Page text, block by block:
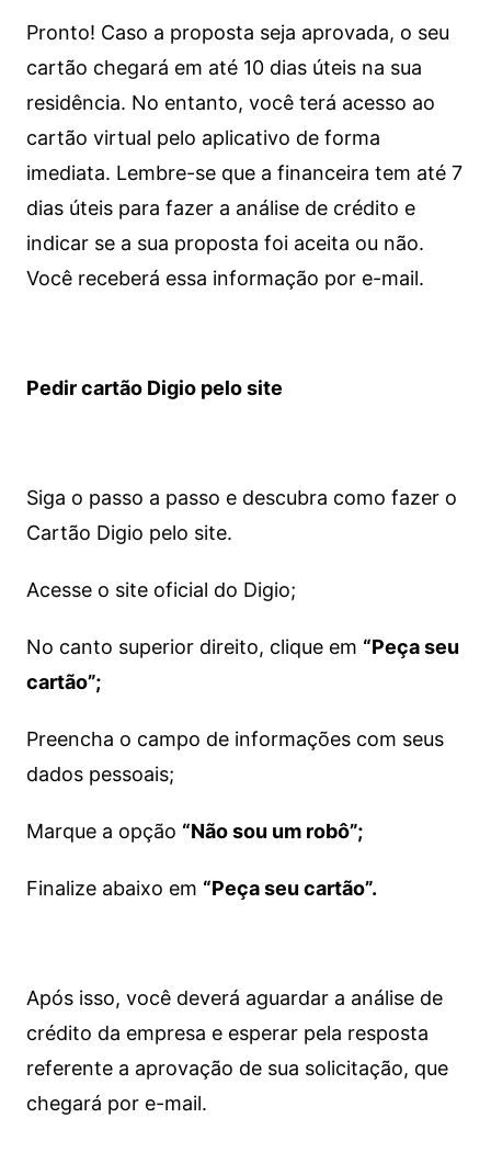
Pronto! Caso a proposta seja aprovada, o seu
cartão chegará em até 10 dias úteis na sua
residência. No entanto, você terá acesso ao
cartão virtual pelo aplicativo de forma
imediata. Lembre-se que a financeira tem até 7
dias úteis para fazer a análise de crédito e
indicar se a sua proposta foi aceita ou não.
Você receberá essa informação por e-mail.
Pedir cartão Digio pelo site
Siga o passo a passo e descubra como fazer o
Cartão Digio pelo site.
Acesse o site oficial do Digio;
No canto superior direito, clique em “Peça seu
cartão”;
Preencha o campo de informações com seus
dados pessoais;
Marque a opção “Não sou um robô”;
Finalize abaixo em “Peça seu cartão”.
Após isso, você deverá aguardar a análise de
crédito da empresa e esperar pela resposta
referente a aprovação de sua solicitação, que
chegará por e-mail.